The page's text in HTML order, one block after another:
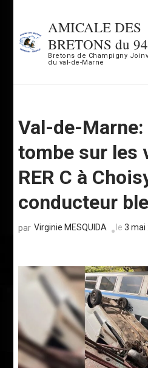
contenu
(Pressez
AMICALE DES
BRETONS du 94
Bretons de Champigny
du val-de-Marne
Val-de-
tombe sur les
RER C à
conducteur
par Virginie MESQUIDA le3 mai